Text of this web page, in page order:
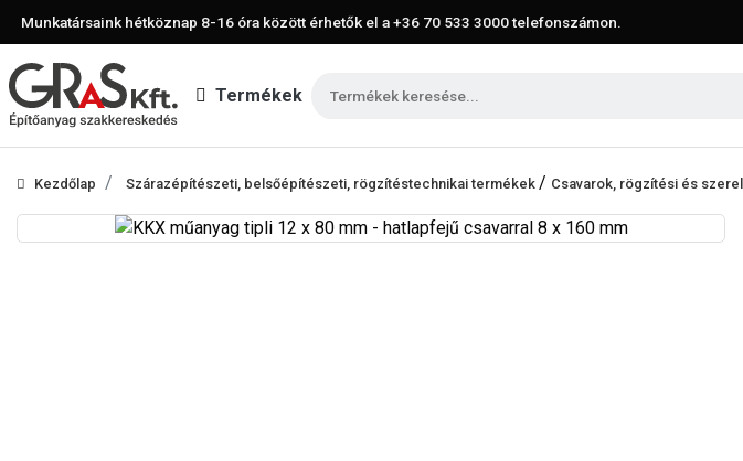
Munkatársaink hétköznap 8-16 óra között érhetők el a+36 70 533 3000telefonszámon.
Termékek
Kezdőlap Szárazépítészeti, belsőépítészeti, rögzítéstechnikai termékek / Csavarok, rögzítési és